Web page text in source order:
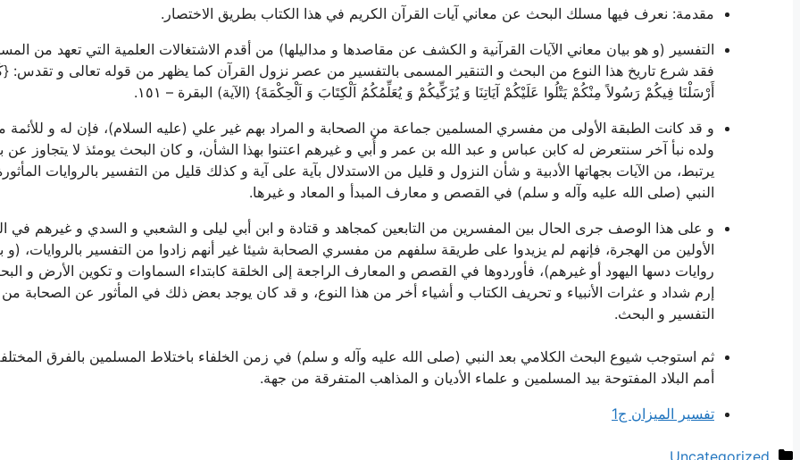
مقدمة: نعرف فيها مسلك البحث عن معاني آيات القرآن الكريم في هذا الكتاب بطريق الاختصار.
التفسير (و هو بيان معاني الآيات القرآنية و الكشف عن مقاصدها و مداليلها) من أقدم الاشتغالات العلمية التي تعهد من
فقد شرع تاريخ هذا النوع من البحث و التنقير المسمى بالتفسير من عصر نزول القرآن كما يظهر من قوله تعالى و تقدس:
أَرْسَلْنَا فِيكُمْ رَسُولاً مِنْكُمْ يَتْلُوا عَلَيْكُمْ آيَاتِنَا وَ يُزَكِّيكُمْ وَ يُعَلِّمُكُمُ اَلْكِتَابَ وَ اَلْحِكْمَةَ} (الآية) البقرة – ١٥١.
و قد كانت الطبقة الأولى من مفسري المسلمين جماعة من الصحابة و المراد بهم غير علي (علیه السلام)، فإن له و للأئمة
ولده نبأ آخر سنتعرض له كابن عباس و عبد الله بن عمر و أُبي و غيرهم اعتنوا بهذا الشأن، و كان البحث يومئذ لا يتجاوز عن
يرتبط، من الآيات بجهاتها الأدبية و شأن النزول و قليل من الاستدلال بآية على آية و كذلك قليل من التفسير بالروايات
النبي (صلى الله عليه وآله و سلم) في القصص و معارف المبدأ و المعاد و غيرها.
و على هذا الوصف جرى الحال بين المفسرين من التابعين كمجاهد و قتادة و ابن أبي ليلى و الشعبي و السدي و غيرهم في
الأولين من الهجرة، فإنهم لم يزيدوا على طريقة سلفهم من مفسري الصحابة شيئا غير أنهم زادوا من التفسير بالروايات، (و
روايات دسها اليهود أو غيرهم)، فأوردوها في القصص و المعارف الراجعة إلى الخلقة كابتداء السماوات و تكوين الأرض و
إرم شداد و عثرات الأنبياء و تحريف الكتاب و أشياء أخر من هذا النوع، و قد كان يوجد بعض ذلك في المأثور عن الصحابة من
التفسير و البحث.
ثم استوجب شيوع البحث الكلامي بعد النبي (صلى الله عليه وآله و سلم) في زمن الخلفاء باختلاط المسلمين بالفرق
أمم البلاد المفتوحة بيد المسلمين و علماء الأديان و المذاهب المتفرقة من جهة.
تفسير الميزان ج1
دسته‌ها
Uncategorized